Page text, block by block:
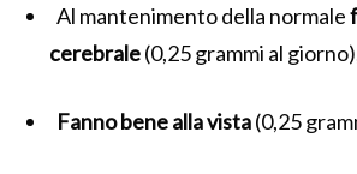
Al mantenimento della normale
cerebrale(0,25 grammi al
Fanno bene alla vista(0,25